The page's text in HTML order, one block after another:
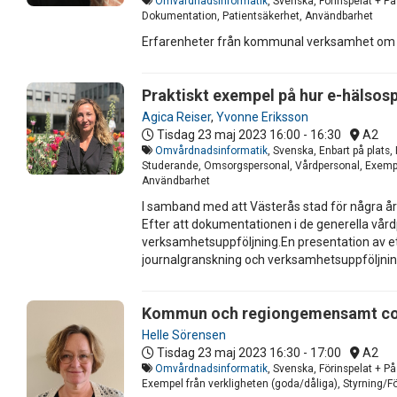
Dokumentation, Patientsäkerhet, Användbarhet
Erfarenheter från kommunal verksamhet om
Praktiskt exempel på hur e-
Agica Reiser, Yvonne Eriksson
Tisdag 23 maj 2023 16:00 - 16:30 A2
Omvårdnadsinformatik, Svenska, Enbart på
Studerande, Omsorgspersonal, Vårdpersonal,
Användbarhet
I samband med att Västerås stad för några
Efter att dokumentationen i de generella
verksamhetsuppföljning.En presentation av
journalgranskning och
Kommun och regiongemensamt
Helle Sörensen
Tisdag 23 maj 2023 16:30 - 17:00 A2
Omvårdnadsinformatik, Svenska, Förinspelat +
Exempel från verkligheten (goda/dåliga), Styrning/